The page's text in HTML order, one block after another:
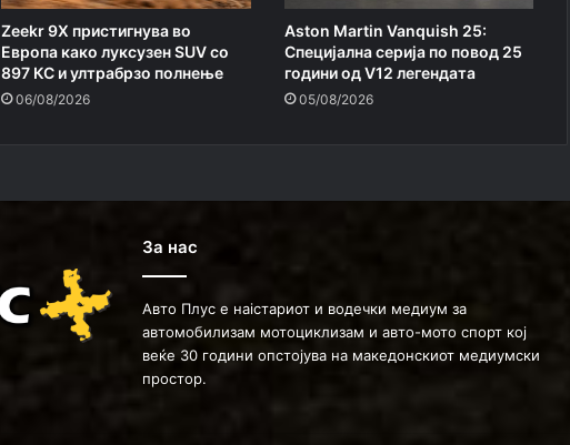
Zeekr 9X пристигнува во
Европа како луксузен SUV со
897 КС и ултрабрзо полнење
06/08/2026
Aston Martin Vanquish 25:
Специјална серија по повод 25
години од V12 легендата
05/08/2026
За нас
Авто Плус е наістариот и водечки медиум за
автомобилизам мотоциклизам и авто-мото спорт кој
веќе 30 години опстојува на македонскиот медиумски
простор.